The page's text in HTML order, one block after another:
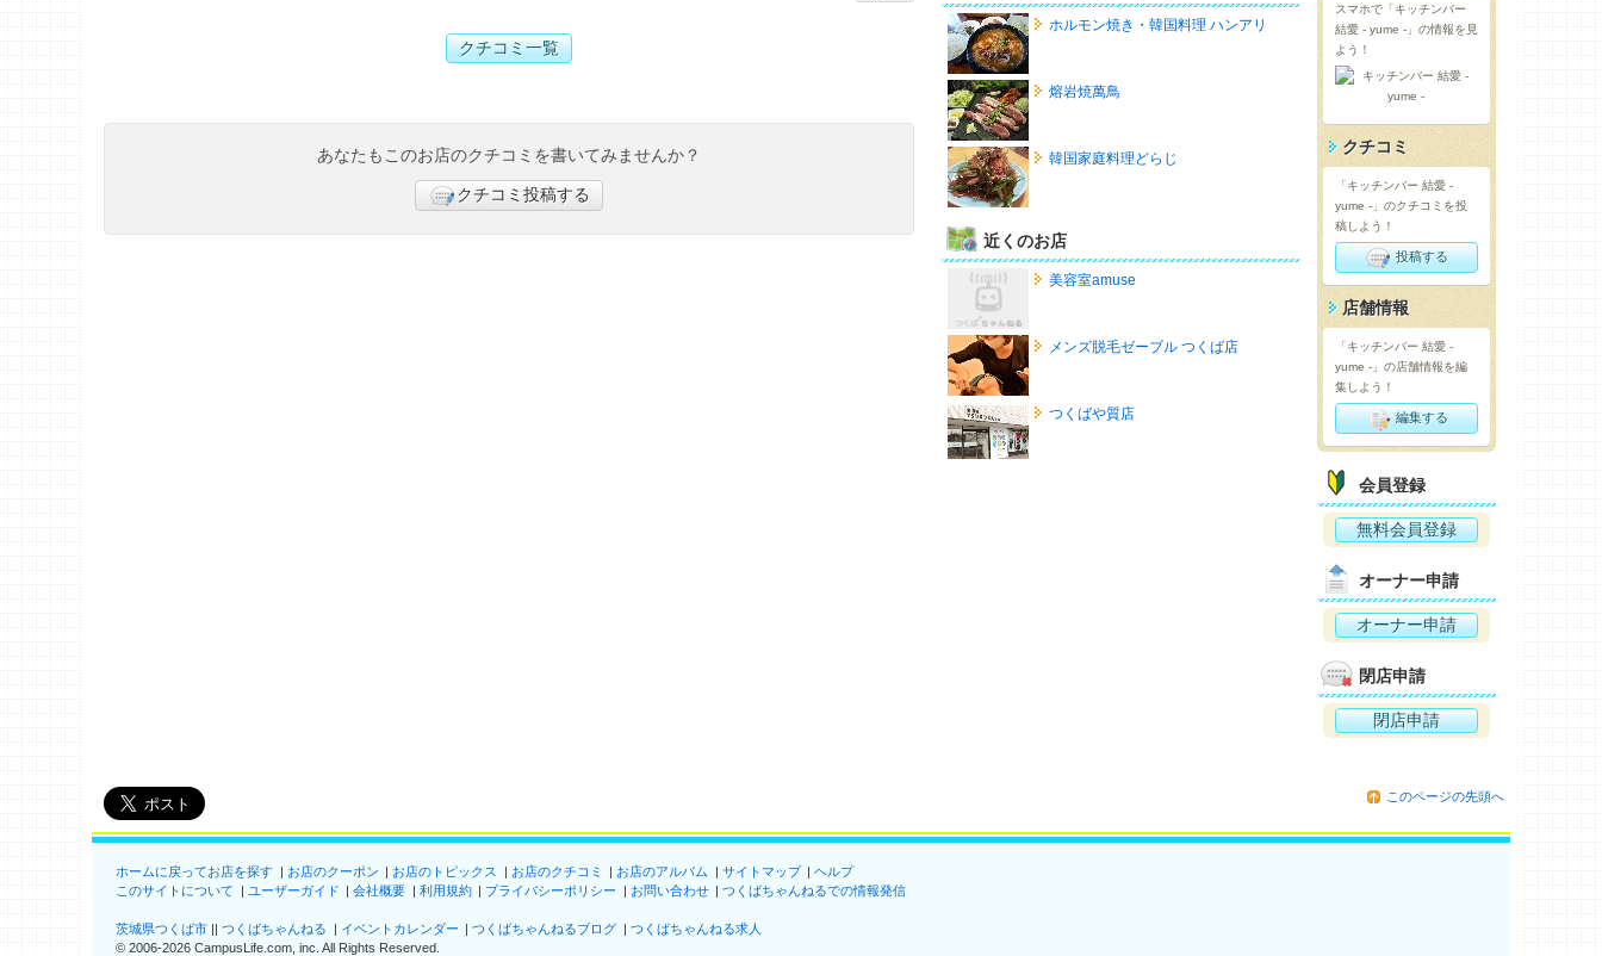
クチコミ一覧
あなたもこのお店のクチコミを書いてみませんか？
クチコミ投稿する
ホルモン焼き・韓国料理 ハンアリ
熔岩焼萬鳥
韓国家庭料理どらじ
近くのお店
美容室amuse
メンズ脱毛ゼーブル つくば店
つくばや質店
スマホで「キッチンバー
結愛 - yume -」の情報を見
よう！
クチコミ
「キッチンバー 結愛 -
yume -」のクチコミを投
稿しよう！
投稿する
店舗情報
「キッチンバー 結愛 -
yume -」の店舗情報を編
集しよう！
編集する
会員登録
無料会員登録
オーナー申請
オーナー申請
閉店申請
閉店申請
このページの先頭へ
ホームに戻ってお店を探す お店のクーポン お店のトピックス お店のクチコミ お店のアルバム サイトマップ
ヘルプ
このサイトについて
ユーザーガイド 会社概要 利用規約 プライバシーポリシー お問い合わせ つくばちゃんねるでの情報発信
茨城県つくば市 つくばちゃんねる イベントカレンダー つくばちゃんねるブログ
つくばちゃんねる求人
© 2006-2026 CampusLife.com, inc. All Rights Reserved